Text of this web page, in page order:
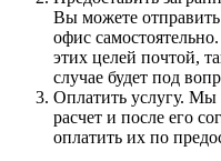
Вы можете отправить
офис
этих целей почтой,
случае будет под
Оплатить услугу. Мы
расчет и после его
оплатить их по